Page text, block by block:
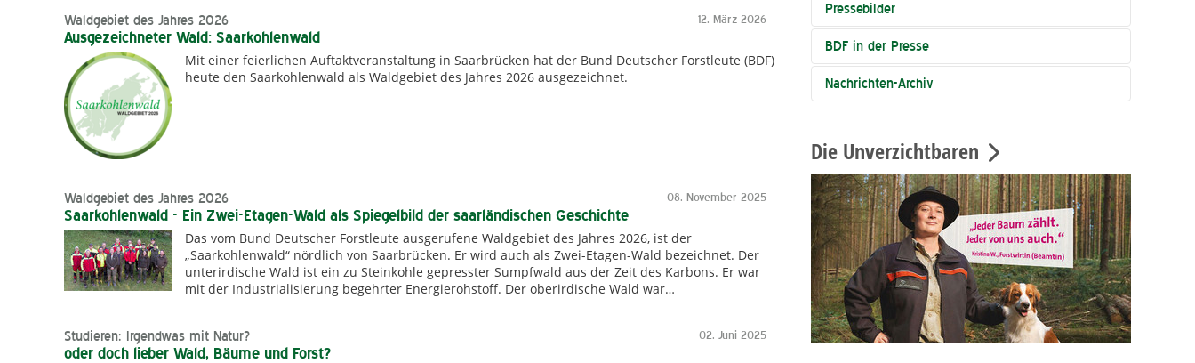
12. März 2026
Waldgebiet des Jahres 2026
Ausgezeichneter Wald: Saarkohlenwald
Mit einer feierlichen Auftaktveranstaltung in Saarbrücken hat der Bund Deutscher Forstleute (BDF)
heute den Saarkohlenwald als Waldgebiet des Jahres 2026 ausgezeichnet.
08. November 2025
Waldgebiet des Jahres 2026
Saarkohlenwald - Ein Zwei-Etagen-Wald als Spiegelbild der saarländischen Geschichte
Das vom Bund Deutscher Forstleute ausgerufene Waldgebiet des Jahres 2026, ist der
„Saarkohlenwald“ nördlich von Saarbrücken. Er wird auch als Zwei-Etagen-Wald bezeichnet. Der
unterirdische Wald ist ein zu Steinkohle gepresster Sumpfwald aus der Zeit des Karbons. Er war
mit der Industrialisierung begehrter Energierohstoff. Der oberirdische Wald war…
02. Juni 2025
Studieren: Irgendwas mit Natur?
oder doch lieber Wald, Bäume und Forst?
Pressebilder
BDF in der Presse
Nachrichten-Archiv
Die Unverzichtbaren